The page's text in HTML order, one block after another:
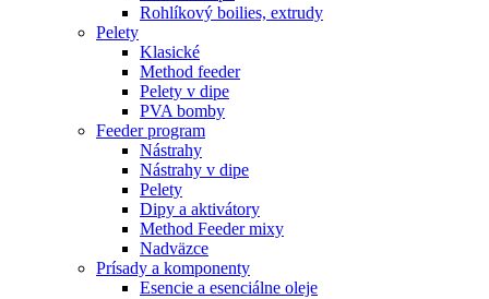
Rohlíkový boilies, extrudy
Pelety
Klasické
Method feeder
Pelety v dipe
PVA bomby
Feeder program
Nástrahy
Nástrahy v dipe
Pelety
Dipy a aktivátory
Method Feeder mixy
Nadväzce
Prísady a komponenty
Esencie a esenciálne oleje